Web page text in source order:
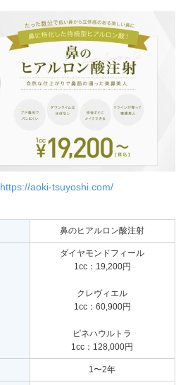
https://aoki-tsuyoshi.com/
鼻のヒアルロン酸注射
ダイヤモンドフィール
1cc：19,200円
クレヴィエル
1cc：60,900円
ピネハウルトラ
1cc：128,000円
1〜2年